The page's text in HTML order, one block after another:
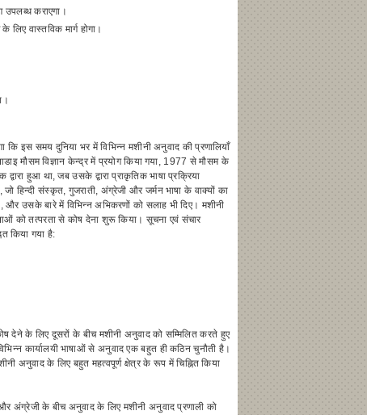
उपलब्ध कराएगा।
वास्तविक मार्ग होगा।
इस समय दुनिया भर में विभिन्न मशीनी अनुवाद की प्रणालियाँ
मौसम विज्ञान केन्द्र में प्रयोग किया गया, 1977 से मौसम के
हुआ था, जब उसके द्वारा प्राकृतिक भाषा प्रक्रिया
हिन्दी संस्कृत, गुजराती, अंग्रेजी और जर्मन भाषा के वाक्यों का
और उसके बारे में विभिन्न अभिकरणों को सलाह भी दिए। मशीनी
को तत्परता से कोष देना शुरू किया। सूचना एवं संचार
किया गया है:
देने के लिए दूसरों के बीच मशीनी अनुवाद को सम्मिलित करते हुए
कार्यालयी भाषाओं से अनुवाद एक बहुत ही कठिन चुनौती है।
अनुवाद के लिए बहुत महत्वपूर्ण क्षेत्र के रूप में चिह्नित किया
अंग्रेजी के बीच अनुवाद के लिए मशीनी अनुवाद प्रणाली को